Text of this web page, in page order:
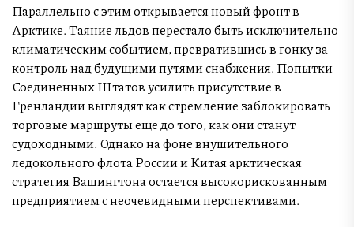
Параллельно с этим открывается новый фронт в
Арктике. Таяние льдов перестало быть исключительно
климатическим событием, превратившись в гонку за
контроль над будущими путями снабжения. Попытки
Соединенных Штатов усилить присутствие в
Гренландии выглядят как стремление заблокировать
торговые маршруты еще до того, как они станут
судоходными. Однако на фоне внушительного
ледокольного флота России и Китая арктическая
стратегия Вашингтона остается высокорискованным
предприятием с неочевидными перспективами.